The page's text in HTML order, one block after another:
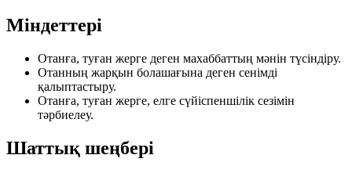
Міндеттері
Отанға, туған жерге деген махаббаттың мәнін түсіндіру.
Отанның жарқын болашағына деген сенімді
қалыптастыру.
Отанға, туған жерге, елге сүйіспеншілік сезімін
тәрбиелеу.
Шаттық шеңбері